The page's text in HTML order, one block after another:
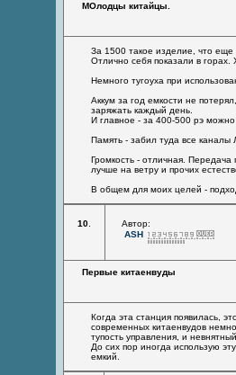
МОлодцы китайцы.
За 1500 такое изделие, что
Отлично себя показали в горах.
Немного тугоуха при
Аккум за год емкости не
заряжать каждый день.
И главное - за 400-500 рэ
Память - забил туда все
Громкость - отличная.
лучше на ветру и прочих
В общем для моих целей -
10
Автор:
ASH
Первые китаенвуды
Когда эта станция появилась,
современных китаенвудов
тупость управления, и
До сих пор иногда использую
емкий.